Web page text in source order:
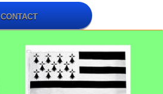
CONTACT